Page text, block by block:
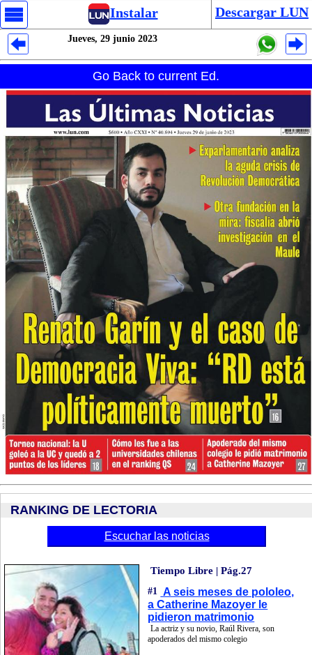
Instalar Descargar LUN
Jueves, 29 junio 2023
Go Back to current Ed.
RANKING DE LECTORIA
Escuchar las noticias
Tiempo Libre | Pág.27
#1
A seis meses de pololeo,
a Catherine Mazoyer le
pidieron matrimonio
La actriz y su novio, Raúl Rivera, son
apoderados del mismo colegio
Despliegues Analytics
Despliegues Totales
Despliegues por Rubros